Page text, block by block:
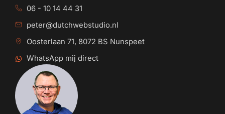
06 - 10 14 44 31
peter@dutchwebstudio.nl
Oosterlaan 71, 8072 BS Nunspeet
WhatsApp mij direct